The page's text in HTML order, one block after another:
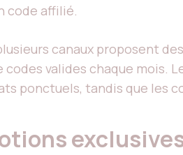
code affilié.
canaux proposent
codes valides chaque mois.
ponctuels, tandis que les